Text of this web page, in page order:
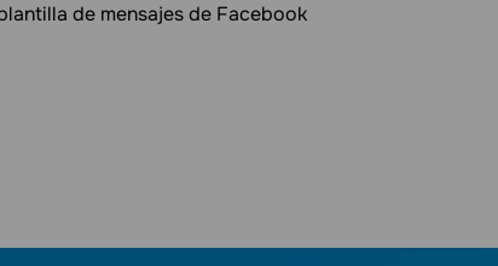
de mensajes de Facebook